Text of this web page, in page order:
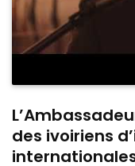
des ivoiriens